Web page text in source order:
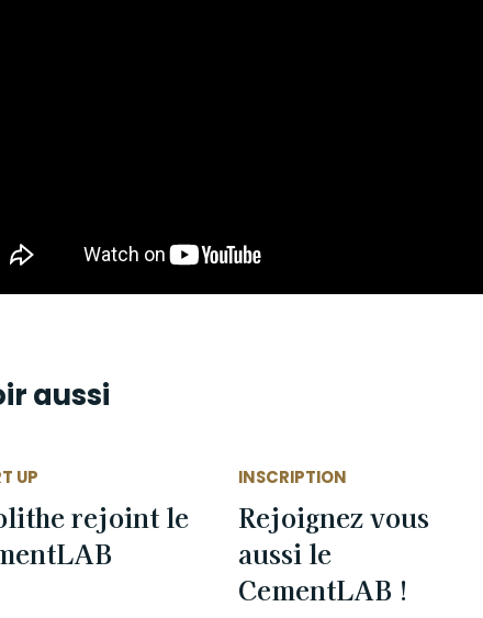
aussi
UP
rejoint le
INSCRIPTION
Rejoignez vous
aussi le
CementLAB !